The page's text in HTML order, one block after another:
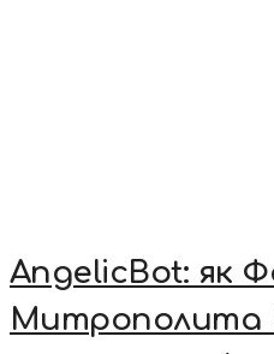
AngelicBot: як
Митрополита